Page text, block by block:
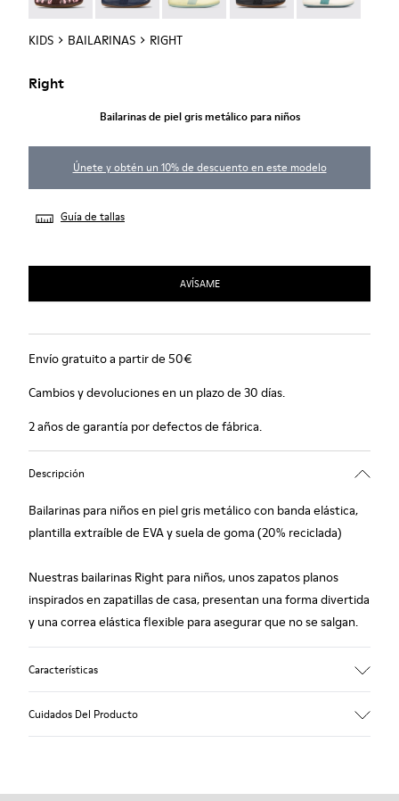
KIDS BAILARINAS RIGHT
Right
Bailarinas de piel gris metálico para niños
Únete y obtén un 10% de descuento en este modelo
Guía de tallas
AVÍSAME
Envío gratuito a partir de 50€
Cambios y devoluciones en un plazo de 30 días.
2 años de garantía por defectos de fábrica.
Descripción
Bailarinas para niños en piel gris metálico con banda elástica,
plantilla extraíble de EVA y suela de goma (20% reciclada)
Nuestras bailarinas Right para niños, unos zapatos planos
inspirados en zapatillas de casa, presentan una forma divertida
y una correa elástica flexible para asegurar que no se salgan.
Características
Cuidados Del Producto
Nuestros zapatos se han fabricado con materiales de primera